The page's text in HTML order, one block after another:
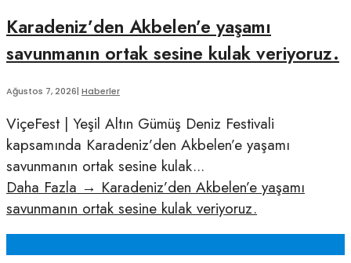
Karadeniz’den Akbelen’e yaşamı
savunmanın ortak sesine kulak veriyoruz.
Ağustos 7, 2026| Haberler
ViçeFest | Yeşil Altın Gümüş Deniz Festivali
kapsamında Karadeniz’den Akbelen’e yaşamı
savunmanın ortak sesine kulak...
Daha Fazla → Karadeniz’den Akbelen’e yaşamı
savunmanın ortak sesine kulak veriyoruz.